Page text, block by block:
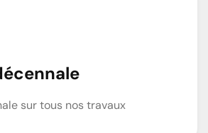
sur tous nos travaux